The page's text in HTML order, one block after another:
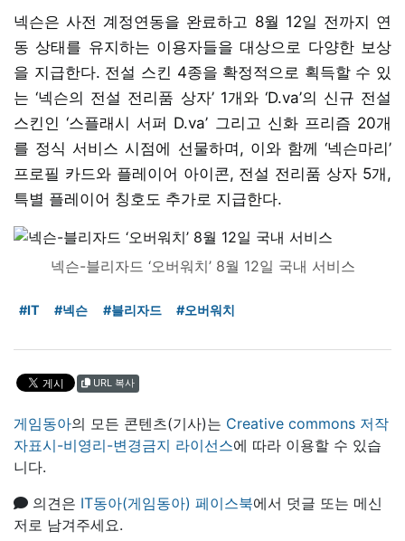
넥슨은 사전 계정연동을 완료하고 8월 12일 전까지 연
동 상태를 유지하는 이용자들을 대상으로 다양한 보상
을 지급한다. 전설 스킨 4종을 확정적으로 획득할 수 있
는 ‘넥슨의 전설 전리품 상자’ 1개와 ‘D.va’의 신규 전설
스킨인 ‘스플래시 서퍼 D.va’ 그리고 신화 프리즘 20개
를 정식 서비스 시점에 선물하며, 이와 함께 ‘넥슨마리’
프로필 카드와 플레이어 아이콘, 전설 전리품 상자 5개,
특별 플레이어 칭호도 추가로 지급한다.
넥슨-블리자드 ‘오버워치’ 8월 12일 국내 서비스
#IT #넥슨 #블리자드 #오버워치
URL 복사
게임동아의 모든 콘텐츠(기사)는 Creative commons 저작
자표시-비영리-변경금지 라이선스에 따라 이용할 수 있습
니다.
의견은 IT동아(게임동아) 페이스북에서 덧글 또는 메신
저로 남겨주세요.